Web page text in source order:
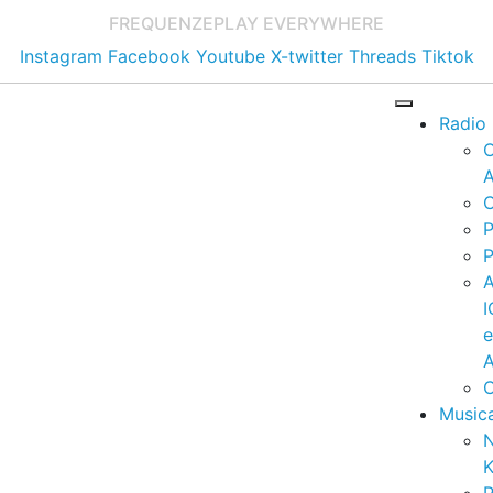
FREQUENZEPLAY EVERYWHERE
Instagram Facebook Youtube X-twitter Threads Tiktok
Radio
e